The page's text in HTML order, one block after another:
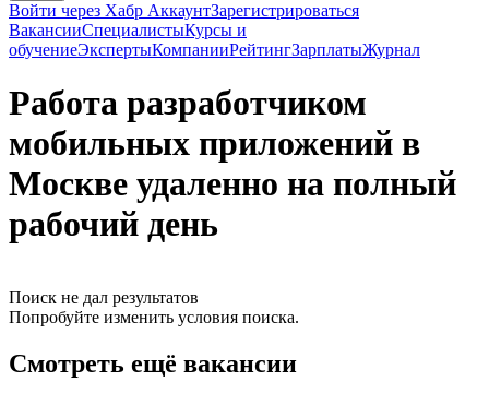
Войти через Хабр АккаунтЗарегистрироваться
ВакансииСпециалистыКурсы и
обучениеЭкспертыКомпанииРейтингЗарплатыЖурнал
Работа разработчиком
мобильных приложений в
Москве удаленно на полный
рабочий день
Поиск не дал результатов
Попробуйте изменить условия поиска.
Смотреть ещё вакансии